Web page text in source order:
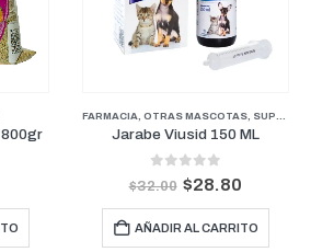
FARMACIA, OTRAS MASCOTAS, SUPLEMENTOS Y VITAMINAS
Jarabe Viusid 150 ML
out of 5
$32.00 $28.80
AÑADIR AL CARRITO